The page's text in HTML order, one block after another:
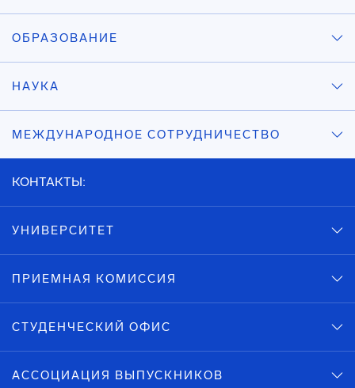
ОБРАЗОВАНИЕ
НАУКА
МЕЖДУНАРОДНОЕ СОТРУДНИЧЕСТВО
КОНТАКТЫ:
УНИВЕРСИТЕТ
ПРИЕМНАЯ КОМИССИЯ
СТУДЕНЧЕСКИЙ ОФИС
АССОЦИАЦИЯ ВЫПУСКНИКОВ